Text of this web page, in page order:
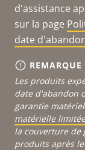
d'assistance
sur la page
date
REMARQUE
Les produits
date d'abandon
garantie
matérielle
la couverture de
produits après